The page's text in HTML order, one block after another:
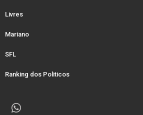
Livres
Mariano
SFL
Ranking dos Politicos